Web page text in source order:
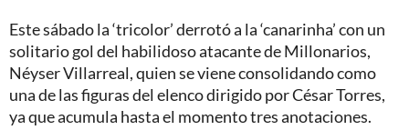
Este sábado la ‘tricolor’ derrotó a la ‘canarinha’ con un
solitario gol del habilidoso atacante de Millonarios,
Néyser Villarreal, quien se viene consolidando como
una de las figuras del elenco dirigido por César Torres,
ya que acumula hasta el momento tres anotaciones.